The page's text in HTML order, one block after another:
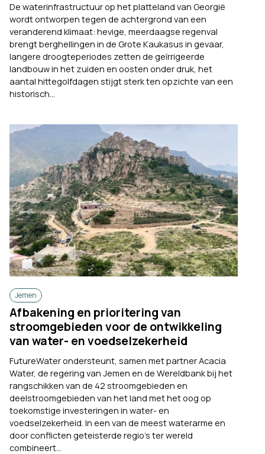
De waterinfrastructuur op het platteland van Georgië
wordt ontworpen tegen de achtergrond van een
veranderend klimaat: hevige, meerdaagse regenval
brengt berghellingen in de Grote Kaukasus in gevaar,
langere droogteperiodes zetten de geïrrigeerde
landbouw in het zuiden en oosten onder druk, het
aantal hittegolfdagen stijgt sterk ten opzichte van een
historisch...
Jemen
Afbakening en prioritering van
stroomgebieden voor de ontwikkeling
van water- en voedselzekerheid
FutureWater ondersteunt, samen met partner Acacia
Water, de regering van Jemen en de Wereldbank bij het
rangschikken van de 42 stroomgebieden en
deelstroomgebieden van het land met het oog op
toekomstige investeringen in water- en
voedselzekerheid. In een van de meest waterarme en
door conflicten geteisterde regio’s ter wereld
combineert...